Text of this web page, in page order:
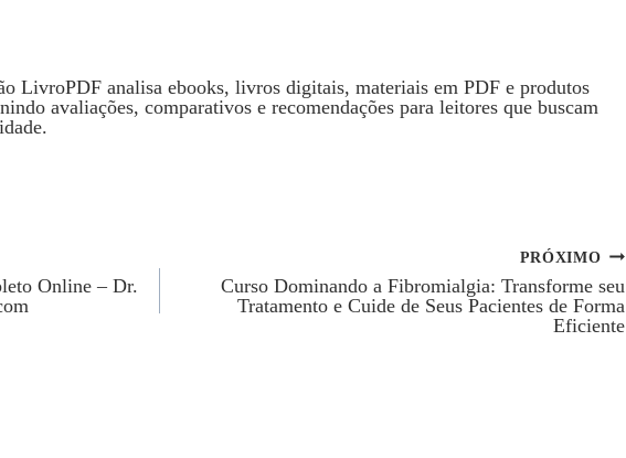
LivroPDF analisa ebooks, livros digitais, materiais em PDF e produtos
avaliações, comparativos e recomendações para leitores que buscam
Online – Dr.
PRÓXIMO
Curso Dominando a Fibromialgia: Transforme seu
Tratamento e Cuide de Seus Pacientes de Forma
Eficiente